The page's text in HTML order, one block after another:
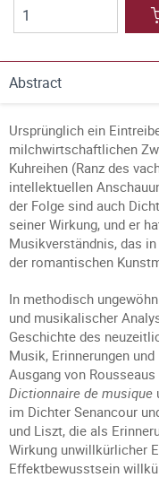
Abstract
Ursprünglich ein
milchwirtschaftlichen
Kuhreihen (Ranz des
intellektuellen
der Folge sind auch
seiner Wirkung, und er
Musikverständnis, das
der romantischen
In methodisch
und musikalischer
Geschichte des
Musik, Erinnerungen
Ausgang von
Dictionnaire de musique
im Dichter Senancour
und Liszt, die als
Wirkung unwillkürlicher
Effektbewusstsein